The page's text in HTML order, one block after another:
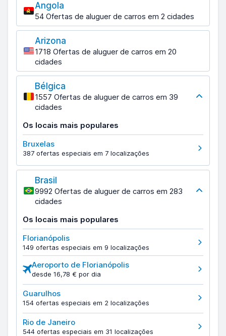
Angola
54 Ofertas de aluguer de carros em 2 cidades
Arizona
1718 Ofertas de aluguer de carros em 20
cidades
Bélgica
1557 Ofertas de aluguer de carros em 39
cidades
Os locais mais populares
Bruxelas
387 ofertas especiais em 7 localizações
Brasil
9992 Ofertas de aluguer de carros em 283
cidades
Os locais mais populares
Florianópolis
149 ofertas especiais em 9 localizações
Aeroporto de Florianópolis
desde 16,78 € por dia
Guarulhos
154 ofertas especiais em 2 localizações
Rio de Janeiro
544 ofertas especiais em 31 localizações